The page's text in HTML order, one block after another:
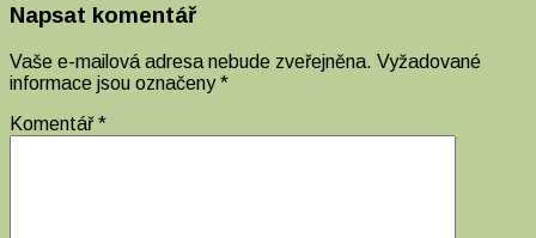
Napsat komentář
Vaše e-mailová adresa nebude zveřejněna. Vyžadované
informace jsou označeny*
Komentář*